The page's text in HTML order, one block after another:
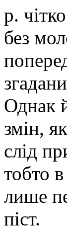
р.
без
Однак
змін,
слід
тобто
лише
піст.